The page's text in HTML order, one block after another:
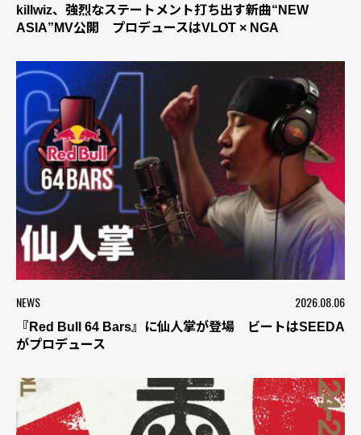
killwiz、強烈なステートメント打ち出す新曲“NEW
ASIA”MV公開 プロデュースはVLOT × NGA
NEWS 2026.08.06
『Red Bull 64 Bars』に仙人掌が登場 ビートはSEEDA
がプロデュース